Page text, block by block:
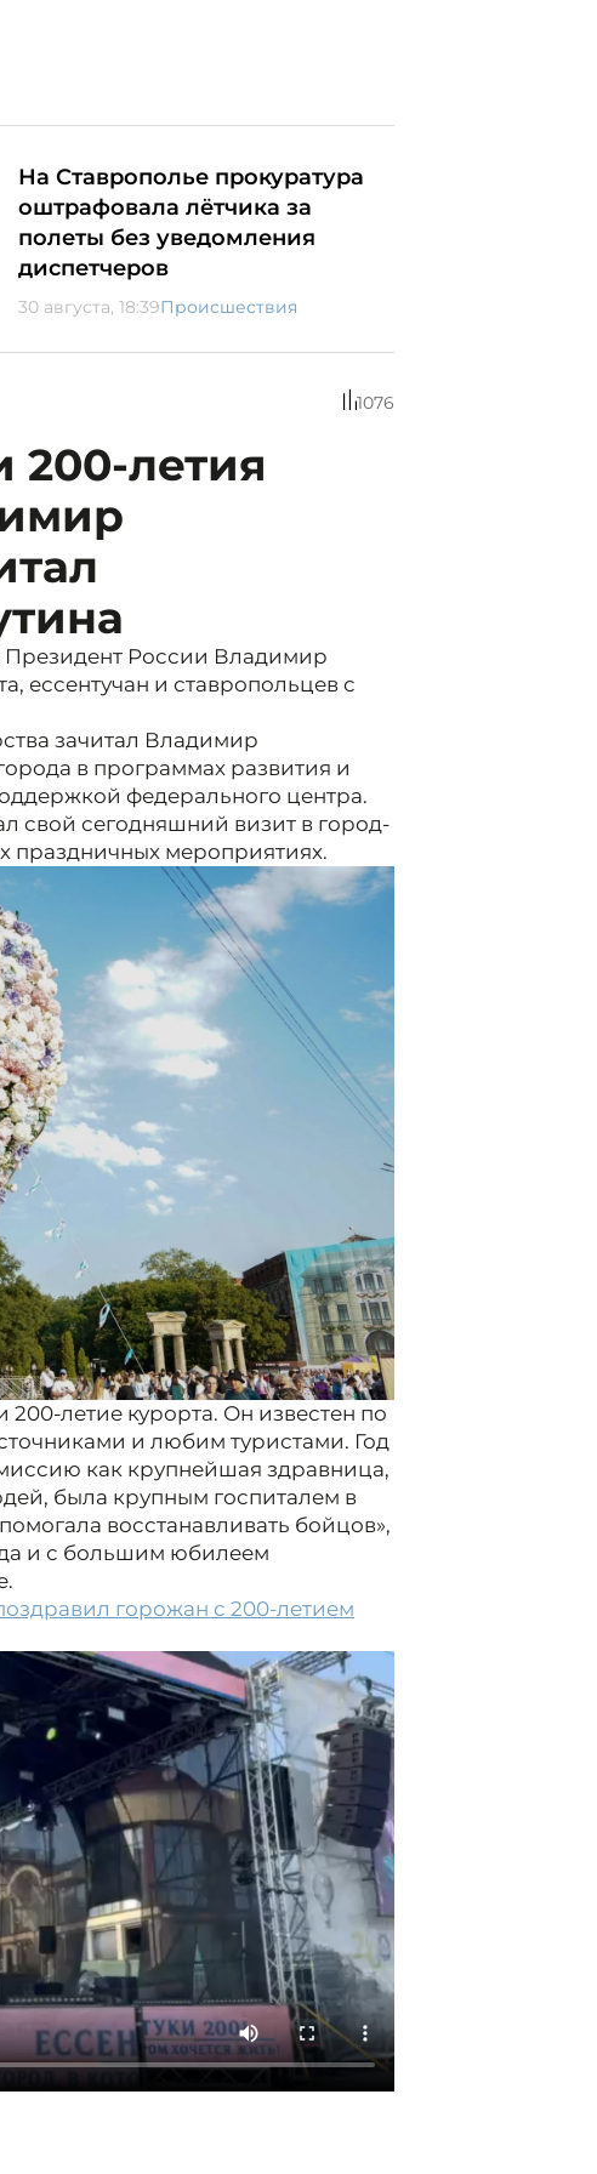
На Ставрополье прокуратура
оштрафовала лётчика за
полеты без уведомления
диспетчеров
30 августа, 18:39Происшествия
1076
200-летия
России Владимир
ессентучан и ставропольцев с
зачитал Владимир
в программах развития и
федерального центра.
свой сегодняшний визит в город-
праздничных мероприятиях.
200-летие курорта. Он известен по
и любим туристами. Год
как крупнейшая здравница,
была крупным госпиталем в
восстанавливать бойцов»,
и с большим юбилеем
горожан с 200-летием